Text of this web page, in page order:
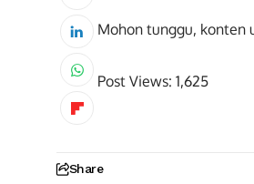
Mohon tunggu, konten
Post Views: 1,625
Share